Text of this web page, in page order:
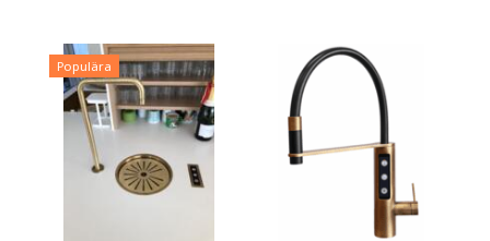
Populära